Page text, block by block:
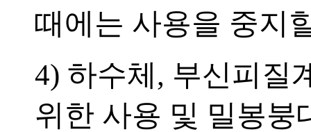
때에는 사용을 중지
4) 하수체, 부신피질
위한 사용 및 밀봉붕